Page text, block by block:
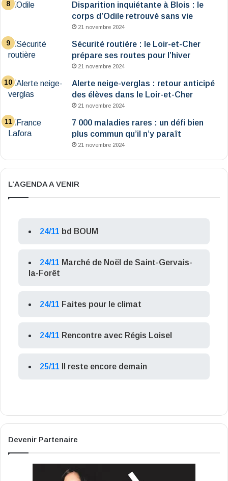
Disparition inquiétante à Blois : le
corps d’Odile retrouvé sans vie
21 novembre 2024
Sécurité routière : le Loir-et-Cher
prépare ses routes pour l’hiver
21 novembre 2024
Alerte neige-verglas : retour anticipé
des élèves dans le Loir-et-Cher
21 novembre 2024
7 000 maladies rares : un défi bien
plus commun qu’il n’y paraît
21 novembre 2024
L’AGENDA A VENIR
24/11 bd BOUM
24/11 Marché de Noël de Saint-Gervais-
la-Forêt
24/11 Faites pour le climat
24/11 Rencontre avec Régis Loisel
25/11 Il reste encore demain
Devenir Partenaire